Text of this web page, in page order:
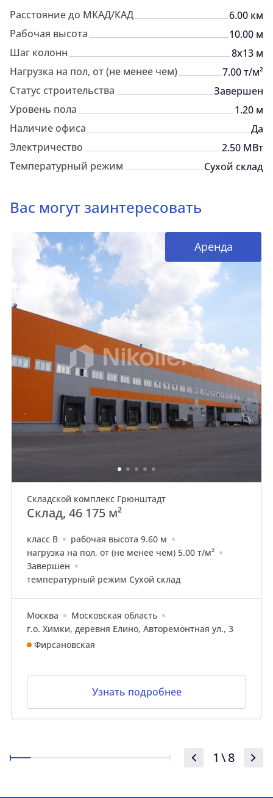
Расстояние до МКАД/КАД
6.00 км
Рабочая высота
10.00 м
Шаг колонн
8x13 м
Нагрузка на пол, от (не менее чем)
7.00 т/м²
Статус строительства
Завершен
Уровень пола
1.20 м
Наличие офиса
Да
Электричество
2.50 МВт
Температурный режим
Сухой склад
Вас могут заинтересовать
Аренда
Складской комплекс Грюнштадт
Склад, 46 175 м²
класс B
рабочая высота 9.60 м
нагрузка на пол, от (не менее чем) 5.00 т/м²
Завершен
температурный режим Сухой склад
Москва
Московская область
г.о. Химки, деревня Елино, Авторемонтная ул., 3
Фирсановская
Узнать подробнее
1 \8